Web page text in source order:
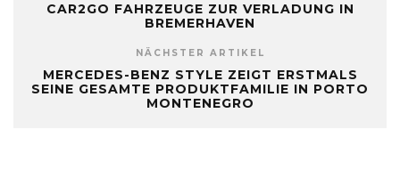
CAR2GO FAHRZEUGE ZUR VERLADUNG IN
BREMERHAVEN
NÄCHSTER ARTIKEL
MERCEDES-BENZ STYLE ZEIGT ERSTMALS
SEINE GESAMTE PRODUKTFAMILIE IN PORTO
MONTENEGRO